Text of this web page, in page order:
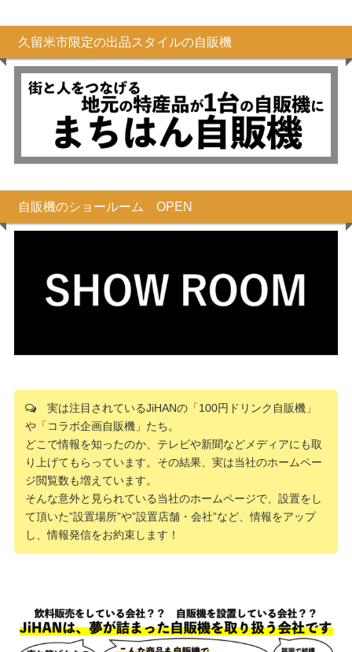
久留米市限定の出品スタイルの自販機
自販機のショールーム OPEN
実は注目されているJiHANの「100円ドリンク自販機」
や「コラボ企画自販機」たち。
どこで情報を知ったのか、テレビや新聞などメディアにも取
り上げてもらっています。その結果、実は当社のホームペー
ジ閲覧数も増えています。
そんな意外と見られている当社のホームページで、設置をし
て頂いた”設置場所”や”設置店舗・会社”など、情報をアップ
し、情報発信をお約束します！